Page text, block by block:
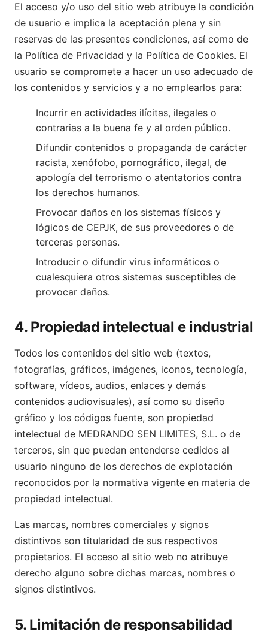
El acceso y/o uso del sitio web atribuye la condición
de usuario e implica la aceptación plena y sin
reservas de las presentes condiciones, así como de
la Política de Privacidad y la Política de Cookies. El
usuario se compromete a hacer un uso adecuado de
los contenidos y servicios y a no emplearlos para:
Incurrir en actividades ilícitas, ilegales o
contrarias a la buena fe y al orden público.
Difundir contenidos o propaganda de carácter
racista, xenófobo, pornográfico, ilegal, de
apología del terrorismo o atentatorios contra
los derechos humanos.
Provocar daños en los sistemas físicos y
lógicos de CEPJK, de sus proveedores o de
terceras personas.
Introducir o difundir virus informáticos o
cualesquiera otros sistemas susceptibles de
provocar daños.
4. Propiedad intelectual e industrial
Todos los contenidos del sitio web (textos,
fotografías, gráficos, imágenes, iconos, tecnología,
software, vídeos, audios, enlaces y demás
contenidos audiovisuales), así como su diseño
gráfico y los códigos fuente, son propiedad
intelectual de MEDRANDO SEN LIMITES, S.L. o de
terceros, sin que puedan entenderse cedidos al
usuario ninguno de los derechos de explotación
reconocidos por la normativa vigente en materia de
propiedad intelectual.
Las marcas, nombres comerciales y signos
distintivos son titularidad de sus respectivos
propietarios. El acceso al sitio web no atribuye
derecho alguno sobre dichas marcas, nombres o
signos distintivos.
5. Limitación de responsabilidad